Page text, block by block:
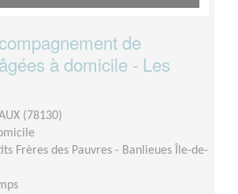
de
à domicile - Les
(78130)
Frères des Pauvres - Banlieues Île-de-